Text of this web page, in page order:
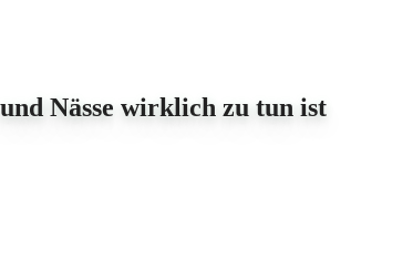
Nässe wirklich zu tun ist